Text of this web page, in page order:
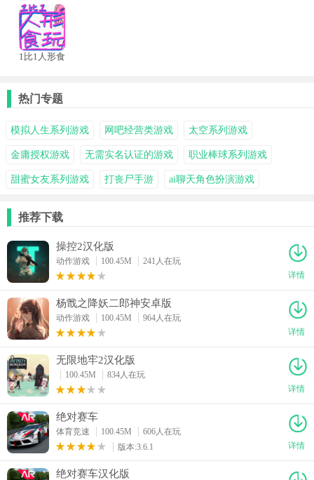
1比1人形食
热门专题
模拟人生系列游戏 网吧经营类游戏 太空系列游戏
金庸授权游戏 无需实名认证的游戏 职业棒球系列游戏
甜蜜女友系列游戏 打丧尸手游 ai聊天角色扮演游戏
推荐下载
操控2汉化版
动作游戏 100.45M
241人在玩
详情
杨戬之降妖二郎神安卓版
动作游戏 100.45M
964人在玩
详情
无限地牢2汉化版
100.45M
834人在玩
详情
绝对赛车
体育竞速 100.45M
606人在玩
版本:3.6.1
详情
绝对赛车汉化版